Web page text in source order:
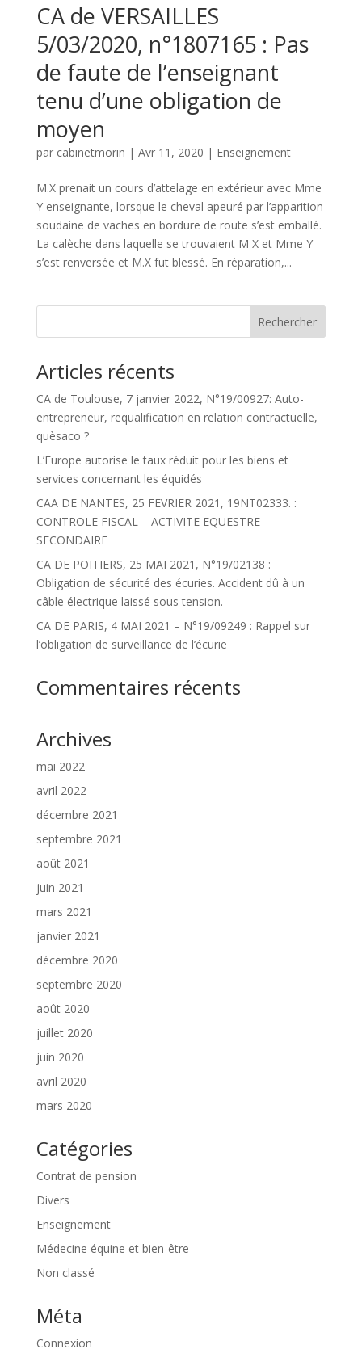
CA de VERSAILLES
5/03/2020, n°1807165 : Pas
de faute de l’enseignant
tenu d’une obligation de
moyen
par cabinetmorin | Avr 11, 2020 | Enseignement
M.X prenait un cours d’attelage en extérieur avec Mme
Y enseignante, lorsque le cheval apeuré par l’apparition
soudaine de vaches en bordure de route s’est emballé.
La calèche dans laquelle se trouvaient M X et Mme Y
s’est renversée et M.X fut blessé. En réparation,...
Articles récents
CA de Toulouse, 7 janvier 2022, N°19/00927: Auto-
entrepreneur, requalification en relation contractuelle,
quèsaco ?
L’Europe autorise le taux réduit pour les biens et
services concernant les équidés
CAA DE NANTES, 25 FEVRIER 2021, 19NT02333. :
CONTROLE FISCAL – ACTIVITE EQUESTRE
SECONDAIRE
CA DE POITIERS, 25 MAI 2021, N°19/02138 :
Obligation de sécurité des écuries. Accident dû à un
câble électrique laissé sous tension.
CA DE PARIS, 4 MAI 2021 – N°19/09249 : Rappel sur
l’obligation de surveillance de l’écurie
Commentaires récents
Archives
mai 2022
avril 2022
décembre 2021
septembre 2021
août 2021
juin 2021
mars 2021
janvier 2021
décembre 2020
septembre 2020
août 2020
juillet 2020
juin 2020
avril 2020
mars 2020
Catégories
Contrat de pension
Divers
Enseignement
Médecine équine et bien-être
Non classé
Méta
Connexion